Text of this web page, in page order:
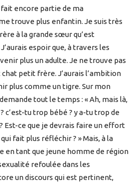
encore partie de ma
trouve plus enfantin. Je suis très
à la grande sœur qu’est
espoir que, à travers les
plus un adulte. Je ne trouve pas
chat petit frère. J’aurais l’ambition
plus comme un tigre. Sur mon
tout le temps : « Ah, mais là,
c’est-tu trop bébé ? y a-tu trop de
Est-ce que je devrais faire un effort
fait plus réfléchir ? » Mais, à la
en tant que jeune homme de région
refoulée dans les
un discours qui est pertinent,